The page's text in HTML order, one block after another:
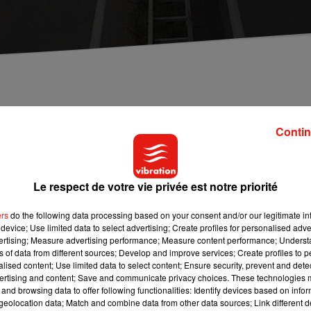
en Saône-et-Loire sur la Route Centre
et d'un blessé très grave. La circulation a été
entre une voiture et un autobus TER a fait deux morts sur
niveau d’une zone de travaux. Selon
qui se trouvaient dans la voiture. Un autre jeune a été
déviation a été mise en place temporairement via la RN79.
Le respect de votre vie privée est notre priorité
do the following data processing based on your consent and/or our legitimate
Use limited data to select advertising; Create profiles for personalised
Measure advertising performance; Measure content performance;
of data from different sources; Develop and improve services; Create profiles to
content; Use limited data to select content; Ensure security, prevent and
and content; Save and communicate privacy choices. These technologies
browsing data to offer following functionalities: Identify devices based on
data; Match and combine data from other data sources; Link different